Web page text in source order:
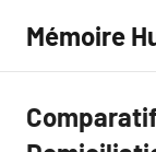
contenu
Mémoire